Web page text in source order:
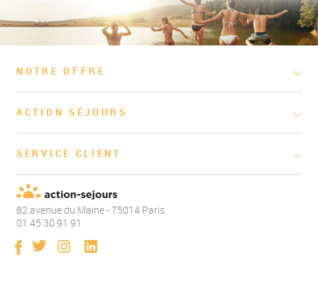
NOTRE OFFRE
ACTION SÉJOURS
SERVICE CLIENT
82 avenue du Maine - 75014 Paris
01 45 30 91 91